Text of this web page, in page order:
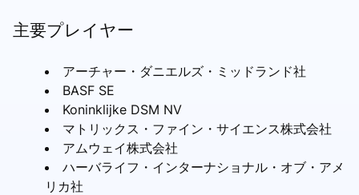
主要プレイヤー
アーチャー・ダニエルズ・ミッドランド社
BASF SE
Koninklijke DSM NV
マトリックス・ファイン・サイエンス株式会社
アムウェイ株式会社
ハーバライフ・インターナショナル・オブ・アメ
リカ社